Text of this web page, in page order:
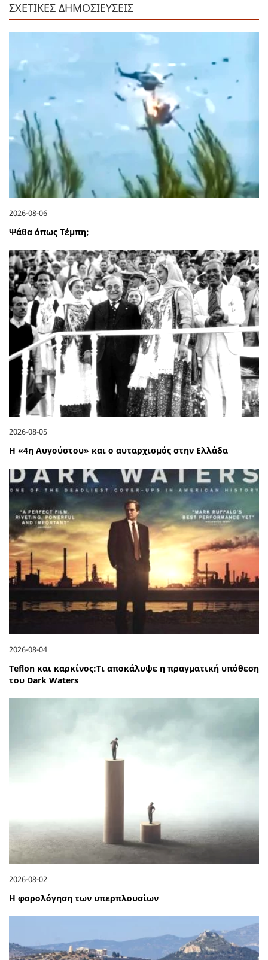
ΣΧΕΤΙΚΕΣ ΔΗΜΟΣΙΕΥΣΕΙΣ
2026-08-06
Ψάθα όπως Τέμπη;
2026-08-05
Η «4η Αυγούστου» και ο αυταρχισμός στην Ελλάδα
2026-08-04
Teflon και καρκίνος:Τι αποκάλυψε η πραγματική υπόθεση
του Dark Waters
2026-08-02
Η φορολόγηση των υπερπλουσίων